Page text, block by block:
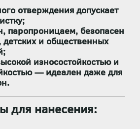
отверждения допускает
;
паропроницаем, безопасен
и общественных
износостойкостью и
— идеален даже для
для нанесения: